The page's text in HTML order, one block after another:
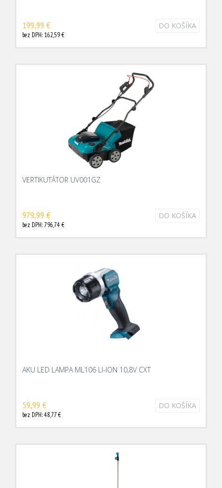
199,99 €
bez DPH: 162,59 €
DO KOŠÍKA
VERTIKUTÁTOR UV001GZ
979,99 €
bez DPH: 796,74 €
DO KOŠÍKA
AKU LED LAMPA ML106 LI-ION 10,8V CXT
59,99 €
bez DPH: 48,77 €
DO KOŠÍKA